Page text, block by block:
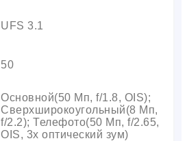
UFS 3.1
50
Основной(50 Мп, f/1.8, OIS);
Сверхширокоугольный(8 Мп,
f/2.2); Телефото(50 Мп, f/2.65,
OIS, 3x оптический зум)